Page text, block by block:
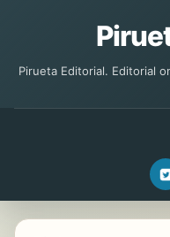
Pirueta Editorial. Editorial